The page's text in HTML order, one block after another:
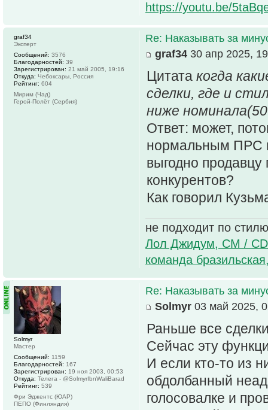
https://youtu.be/
Re: Наказывать за
graf34 30 апр 2025,
Цитата когда
сделки, где и
ниже
Ответ: может,
нормальным ПРС
выгодно
конкурентов?
Как говорил
не подходит по
Лол Джидум, CM /
команда
graf34
Эксперт
Сообщений: 3576
Благодарностей: 39
Зарегистрирован: 21 май 2005, 19:16
Откуда: Чебоксары, Россия
Рейтинг: 604
Мирим (Чад)
Герой-Полёт (Сербия)
Re: Наказывать за
Solmyr 03 май 2025,
Раньше все
Сейчас эту
И если кто-то из
обдолбанный
голосовалке и
Solmyr
Мастер
Сообщений: 1159
Благодарностей: 167
Зарегистрирован: 19 ноя 2003, 00:53
Откуда: Телега - @SolmyrIbnWaliBarad
Рейтинг: 539
Фри Эджентс (ЮАР)
ПЕПО (Финляндия)